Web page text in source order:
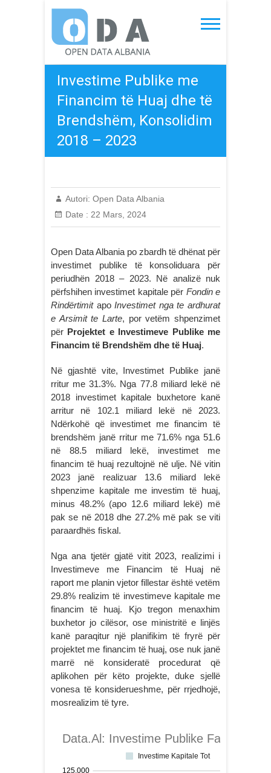
content
Open Data Albania
Investime Publike me
Financim të Huaj dhe të
Brendshëm, Konsolidim
2018 – 2023
Autori: Open Data Albania
Date : 22 Mars, 2024
Open Data Albania po zbardh të dhënat për
investimet publike të konsoliduara për
periudhën 2018 – 2023. Në analizë nuk
përfshihen investimet kapitale për Fondin e
RindërtimitapoInvestimet nga te ardhurat
e Arsimit te Larte, por vetëm shpenzimet
për Projektet e Investimeve Publike me
Financim të Brendshëm dhe të Huaj.
Në gjashtë vite, Investimet Publike janë
rritur me 31.3%. Nga 77.8 miliard lekë në
2018 investimet kapitale buxhetore kanë
arritur në 102.1 miliard lekë në 2023.
Ndërkohë që investimet me financim të
brendshëm janë rritur me 71.6% nga 51.6
në 88.5 miliard lekë, investimet me
financim të huaj rezultojnë në ulje. Në vitin
2023 janë realizuar 13.6 miliard lekë
shpenzime kapitale me investim të huaj,
minus 48.2% (apo 12.6 miliard lekë) më
pak se në 2018 dhe 27.2% më pak se viti
paraardhës fiskal.
Nga ana tjetër gjatë vitit 2023, realizimi i
Investimeve me Financim të Huaj në
raport me planin vjetor fillestar është vetëm
29.8% realizim të investimeve kapitale me
financim të huaj. Kjo tregon menaxhim
buxhetor jo cilësor, ose ministritë e linjës
kanë paraqitur një planifikim të fryrë për
projektet me financim të huaj, ose nuk janë
marrë në konsideratë procedurat që
aplikohen për këto projekte, duke sjellë
vonesa të konsiderueshme, për rrjedhojë,
mosrealizim të tyre.